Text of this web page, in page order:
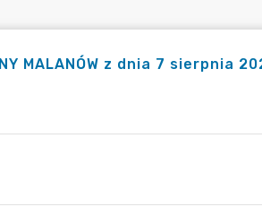
MALANÓW z dnia 7 sierpnia